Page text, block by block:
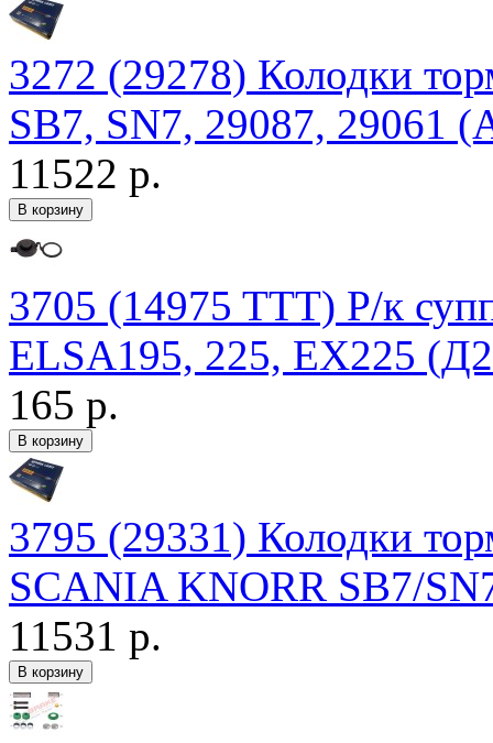
3272 (29278) Колодки
SB7, SN7, 29087, 29061
11522 р.
3705 (14975 TTT) Р/к
ELSA195, 225, EX225
165 р.
3795 (29331) Колодки
SCANIA KNORR SB7/
11531 р.